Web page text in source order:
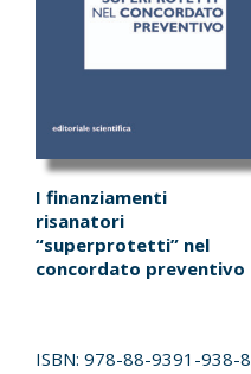
I finanziamenti
risanatori
“superprotetti” nel
concordato preventivo
ISBN: 978-88-9391-938-8